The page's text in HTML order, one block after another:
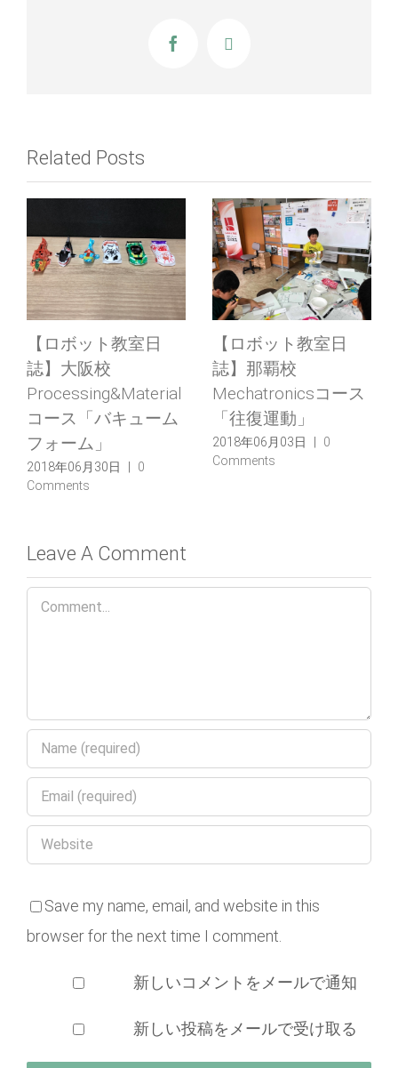
Facebook
X
Related Posts
ス
【ロボット教室日
誌】那覇校
Mechatronicsコース
「振動モーター」
2018年05月20日
Comments
ROBOTICS LAB体
教室お申し込み
2018年02月23日 |
Comments
Comment
browser for the next time I comment.